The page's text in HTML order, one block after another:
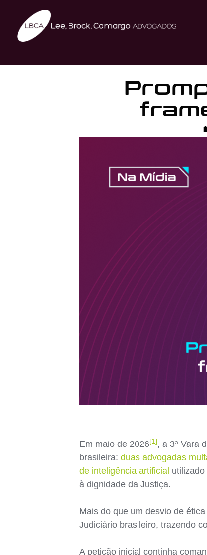
Em maio de 2026[1] , a 3ª Vara
brasileira: duas advogadas
de inteligência artificial
à dignidade da Justiça.
Mais do que um desvio de
Judiciário brasileiro, trazendo
A petição inicial continha